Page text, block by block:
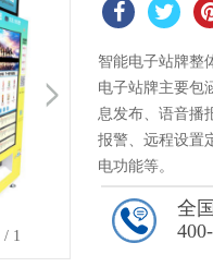
/ 1
智能电子站牌整
电子站牌主要包
息发布、语音播
报警、远程设置
电功能等。
全